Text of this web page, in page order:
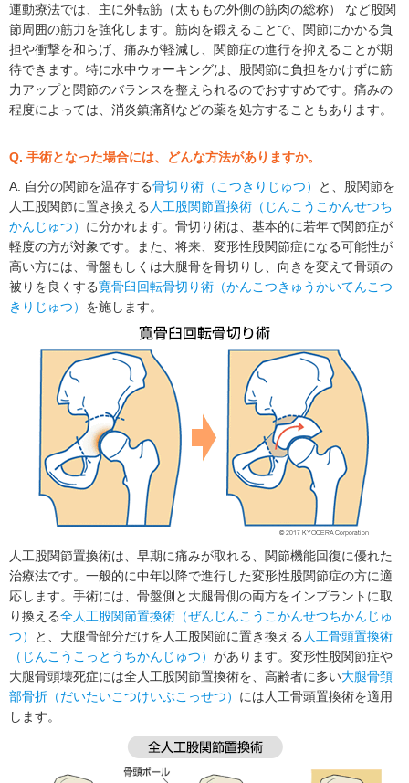
運動療法では、主に外転筋（太ももの外側の筋肉の総称） など股関
節周囲の筋力を強化します。筋肉を鍛えることで、関節にかかる負
担や衝撃を和らげ、痛みが軽減し、関節症の進行を抑えることが期
待できます。特に水中ウォーキングは、股関節に負担をかけずに筋
力アップと関節のバランスを整えられるのでおすすめです。痛みの
程度によっては、消炎鎮痛剤などの薬を処方することもあります。
Q. 手術となった場合には、どんな方法がありますか。
A. 自分の関節を温存する骨切り術（こつきりじゅつ）
と、股関節を
人工股関節に置き換える 人工股関節置換術（じんこうこかんせつち
かんじゅつ） に分かれます。骨切り術は、基本的に若年で関節症が
軽度の方が対象です。また、将来、変形性股関節症になる可能性が
高い方には、骨盤もしくは大腿骨を骨切りし、向きを変えて骨頭の
被りを良くする寛骨臼回転骨切り術（かんこつきゅうかいてんこつ
きりじゅつ） を施します。
人工股関節置換術は、早期に痛みが取れる、関節機能回復に優れた
治療法です。一般的に中年以降で進行した変形性股関節症の方に適
応します。手術には、骨盤側と大腿骨側の両方をインプラントに取
り換える全人工股関節置換術（ぜんじんこうこかんせつちかんじゅ
つ）
と、大腿骨部分だけを人工股関節に置き換える 人工骨頭置換術
（じんこうこっとうちかんじゅつ） があります。変形性股関節症や
大腿骨頭壊死症には全人工股関節置換術を、高齢者に多い大腿骨頚
部骨折（だいたいこつけいぶこっせつ） には人工骨頭置換術を適用
します。